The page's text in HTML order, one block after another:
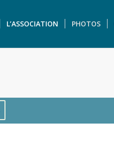
L’ASSOCIATION PHOTOS